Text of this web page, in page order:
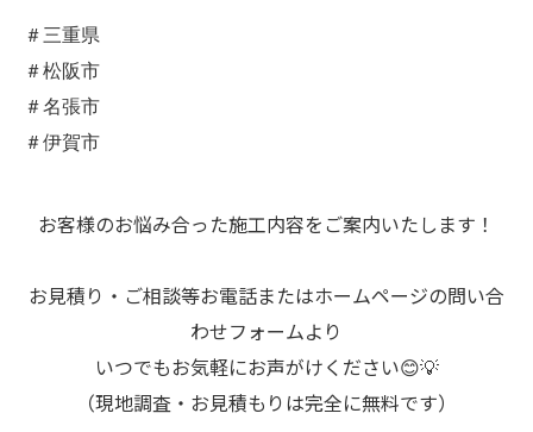
＃三重県
＃松阪市
＃名張市
＃伊賀市
お客様のお悩み合った施工内容をご案内いたします！
お見積り・ご相談等お電話またはホームページの問い合
わせフォームより
いつでもお気軽にお声がけください😊💡
（現地調査・お見積もりは完全に無料です）